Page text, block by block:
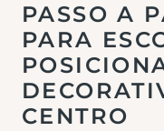
PASSO A
PARA
CENTRO